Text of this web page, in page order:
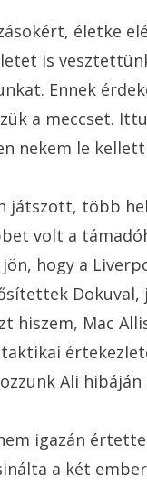
életke
is
Ennek
a meccset.
nekem le
játszott, több
volt a
hogy a
hiszem, Mac
Ali hibáján
igazán
a két